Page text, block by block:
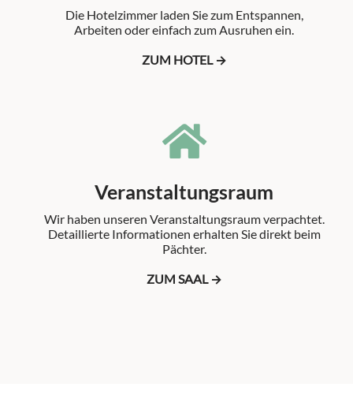
Die Hotelzimmer laden Sie zum Entspannen,
Arbeiten oder einfach zum Ausruhen ein.
ZUM HOTEL →
Veranstaltungsraum
Wir haben unseren Veranstaltungsraum verpachtet.
Detaillierte Informationen erhalten Sie direkt beim
Pächter.
ZUM SAAL →